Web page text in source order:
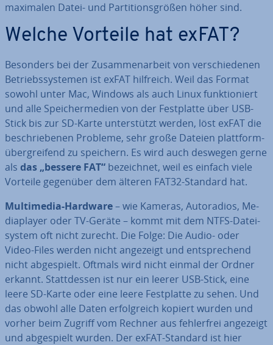
maximalen Datei- und Par­ti­ti­ons­grö­ßen höher sind.
Welche Vorteile hat exFAT?
Besonders bei der Zu­sam­men­ar­beit von ver­schie­de­nen
Be­triebs­sys­te­men ist exFAT hilfreich. Weil das Format
sowohl unter Mac, Windows als auch Linux funk­tio­niert
und alle Spei­cher­me­di­en von der Fest­plat­te über USB-
Stick bis zur SD-Karte un­ter­stützt werden, löst exFAT die
be­schrie­be­nen Probleme, sehr große Dateien platt­form­
über­grei­fend zu speichern. Es wird auch deswegen gerne
als das „bessere FAT“ be­zeich­net, weil es einfach viele
Vorteile gegenüber dem älteren FAT32-Standard hat.
Mul­ti­me­dia-Hardware– wie Kameras, Au­to­ra­di­os, Me­
dia­play­er oder TV-Geräte – kommt mit dem NTFS-Da­tei­
sys­tem oft nicht zurecht. Die Folge: Die Audio- oder
Video-Files werden nicht angezeigt und ent­spre­chend
nicht ab­ge­spielt. Oftmals wird nicht einmal der Ordner
erkannt. Statt­des­sen ist nur ein leerer USB-Stick, eine
leere SD-Karte oder eine leere Fest­plat­te zu sehen. Und
das obwohl alle Daten er­folg­reich kopiert wurden und
vorher beim Zugriff vom Rechner aus feh­ler­frei angezeigt
und ab­ge­spielt wurden. Der exFAT-Standard ist hier